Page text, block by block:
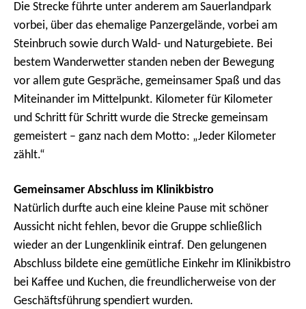
Die Strecke führte unter anderem am Sauerlandpark
vorbei, über das ehemalige Panzergelände, vorbei am
Steinbruch sowie durch Wald- und Naturgebiete. Bei
bestem Wanderwetter standen neben der Bewegung
vor allem gute Gespräche, gemeinsamer Spaß und das
Miteinander im Mittelpunkt. Kilometer für Kilometer
und Schritt für Schritt wurde die Strecke gemeinsam
gemeistert – ganz nach dem Motto: „Jeder Kilometer
zählt.“
Gemeinsamer Abschluss im Klinikbistro
Natürlich durfte auch eine kleine Pause mit schöner
Aussicht nicht fehlen, bevor die Gruppe schließlich
wieder an der Lungenklinik eintraf. Den gelungenen
Abschluss bildete eine gemütliche Einkehr im Klinikbistro
bei Kaffee und Kuchen, die freundlicherweise von der
Geschäftsführung spendiert wurden.